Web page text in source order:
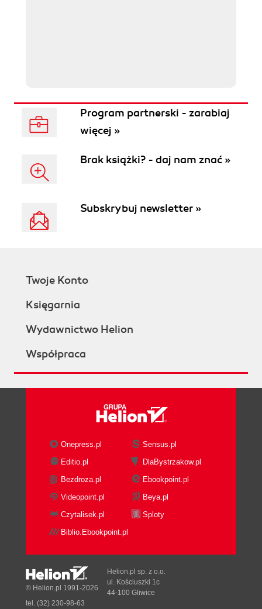
Program partnerski - zarabiaj
więcej »
Brak książki? - daj nam znać »
Subskrybuj newsletter »
Twoje Konto
Księgarnia
Wydawnictwo Helion
Współpraca
Onepress.pl
Sensus.pl
Editio.pl
DlaBystrzakow.pl
Bezdroza.pl
Ebookpoint.pl
Videopoint.pl
Beya.pl
Czytalisek.pl
Sploty
Biblio.Ebookpoint.pl
© Helion.pl 1991-2026
Helion.pl sp. z o.o.
ul. Kościuszki 1c
44-100 Gliwice
tel. (32) 230-98-63